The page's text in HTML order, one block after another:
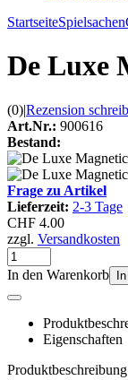
StartseiteSpielsachen
De Luxe
(0)|Rezension
Art.Nr.: 900616
Bestand:
Frage zu Artikel
Lieferzeit: 2-3 Tage
CHF 4.00
zzgl. Versandkosten
In den Warenkorb
Eigenschaften
Produktbeschreibung